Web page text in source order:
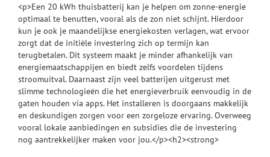
<p>Een 20 kWh thuisbatterij kan je helpen om zonne-energie
optimaal te benutten, vooral als de zon niet schijnt. Hierdoor
kun je ook je maandelijkse energiekosten verlagen, wat ervoor
zorgt dat de initiële investering zich op termijn kan
terugbetalen. Dit systeem maakt je minder afhankelijk van
energiemaatschappijen en biedt zelfs voordelen tijdens
stroomuitval. Daarnaast zijn veel batterijen uitgerust met
slimme technologieën die het energieverbruik eenvoudig in de
gaten houden via apps. Het installeren is doorgaans makkelijk
en deskundigen zorgen voor een zorgeloze ervaring. Overweeg
vooral lokale aanbiedingen en subsidies die de investering
nog aantrekkelijker maken voor jou.</p><h2><strong>